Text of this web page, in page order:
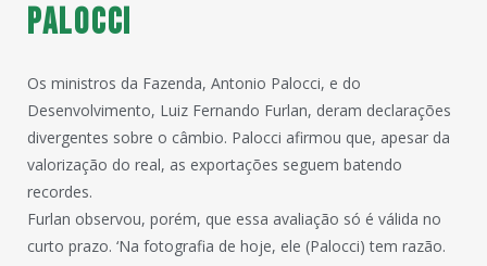
Palocci
Os ministros da Fazenda, Antonio Palocci, e do
Desenvolvimento, Luiz Fernando Furlan, deram declarações
divergentes sobre o câmbio. Palocci afirmou que, apesar da
valorização do real, as exportações seguem batendo
recordes.
Furlan observou, porém, que essa avaliação só é válida no
curto prazo. ‘Na fotografia de hoje, ele (Palocci) tem razão.